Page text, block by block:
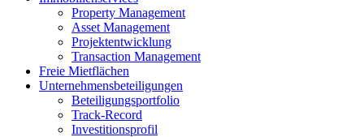
Property Management
Asset Management
Projektentwicklung
Transaction Management
Freie Mietflächen
Unternehmens­beteiligungen
Beteiligungsportfolio
Track-Record
Investitionsprofil